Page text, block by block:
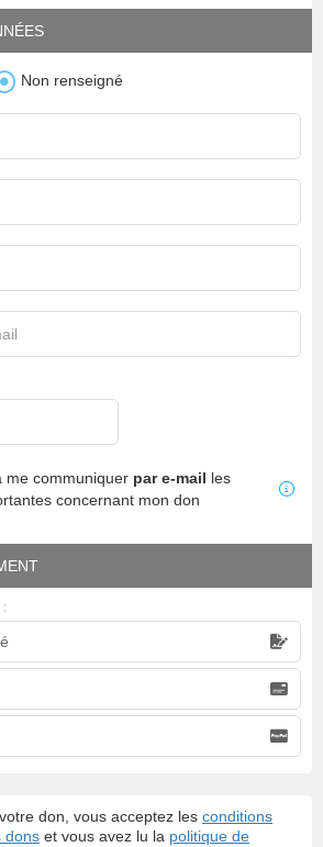
Non renseigné
me communiquer par e-mail les
concernant mon don
:
don, vous acceptez les conditions
dons et vous avez lu la politique de